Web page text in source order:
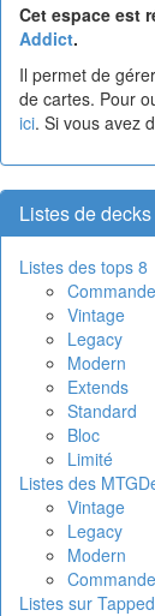
Cet espace est
Addict.
Il permet de
de cartes. Pour
ici. Si vous avez
Listes de decks
Listes des tops 8
Vintage
Legacy
Modern
Extends
Standard
Bloc
Limité
Listes des
Vintage
Legacy
Modern
Listes sur